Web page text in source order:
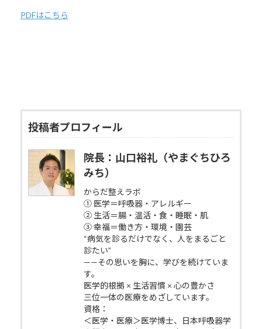
PDFはこちら
投稿者プロフィール
院長：山口裕礼（やまぐちひろ
みち）
からだ整えラボ
① 医学＝呼吸器・アレルギー
② 生活＝腸・温活・食・睡眠・肌
③ 幸福＝働き方・環境・園芸
“病気を診るだけでなく、人をまるごと
診たい”
——その思いを胸に、学びを続けていま
す。
医学的根拠 × 生活習慣 × 心の豊かさ
三位一体の医療をめざしています。
資格：
＜医学・医療＞医学博士、日本呼吸器学